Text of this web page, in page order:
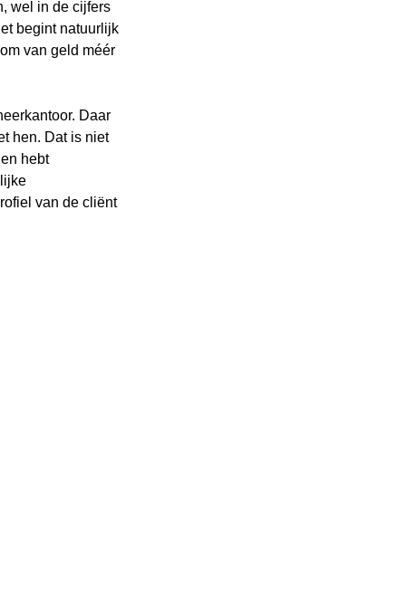
wel in de cijfers
begint natuurlijk
van geld méér
Daar
hen. Dat is niet
hebt
van de cliënt